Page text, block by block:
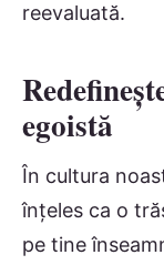
reevaluată.
egoistă
În cultura
înțeles ca o
pe tine